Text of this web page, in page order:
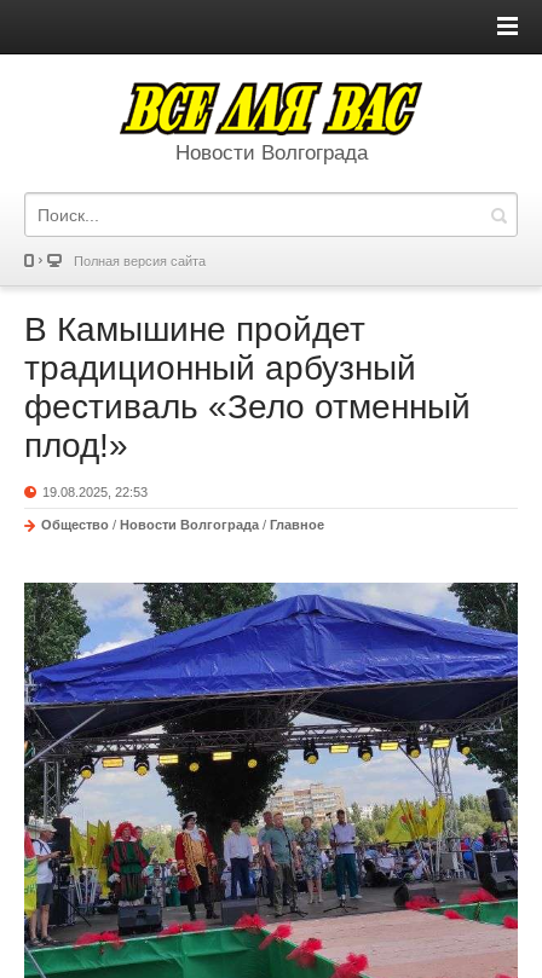
Новости Волгограда
Полная версия сайта
В Камышине пройдет
традиционный арбузный
фестиваль «Зело отменный
плод!»
19.08.2025, 22:53
Общество / Новости Волгограда / Главное